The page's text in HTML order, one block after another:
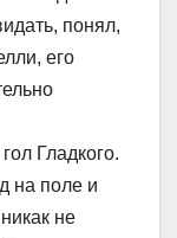
понял,
его
Гладкого.
на поле и
не